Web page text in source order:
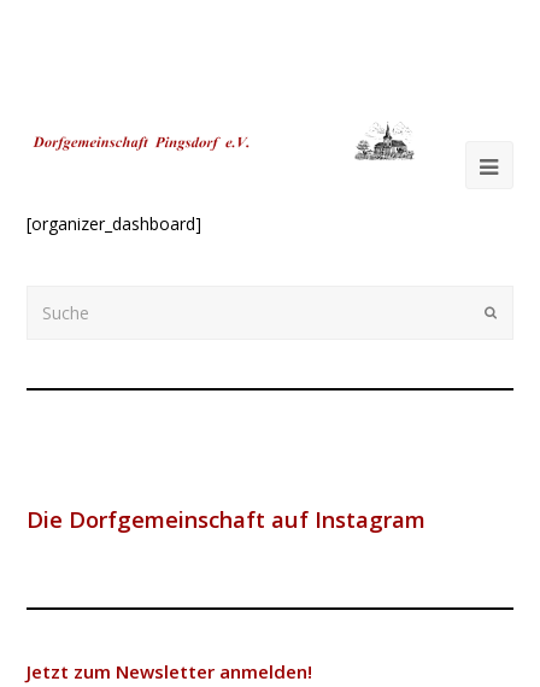
[organizer_dashboard]
Submit
Die Dorfgemeinschaft auf Instagram
Jetzt zum Newsletter anmelden!